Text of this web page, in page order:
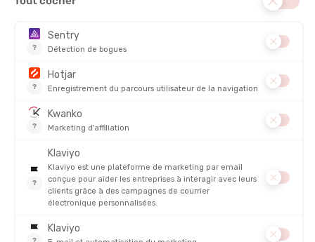
COMPRESSION :
DISCIPLINE :Trail
DESCRIPTION DU PRODUIT : CHAUSSETTES ULTRA
TRAIL V2.0 BASSES
DÉTAILS
PRODUITS SIMILAIRES